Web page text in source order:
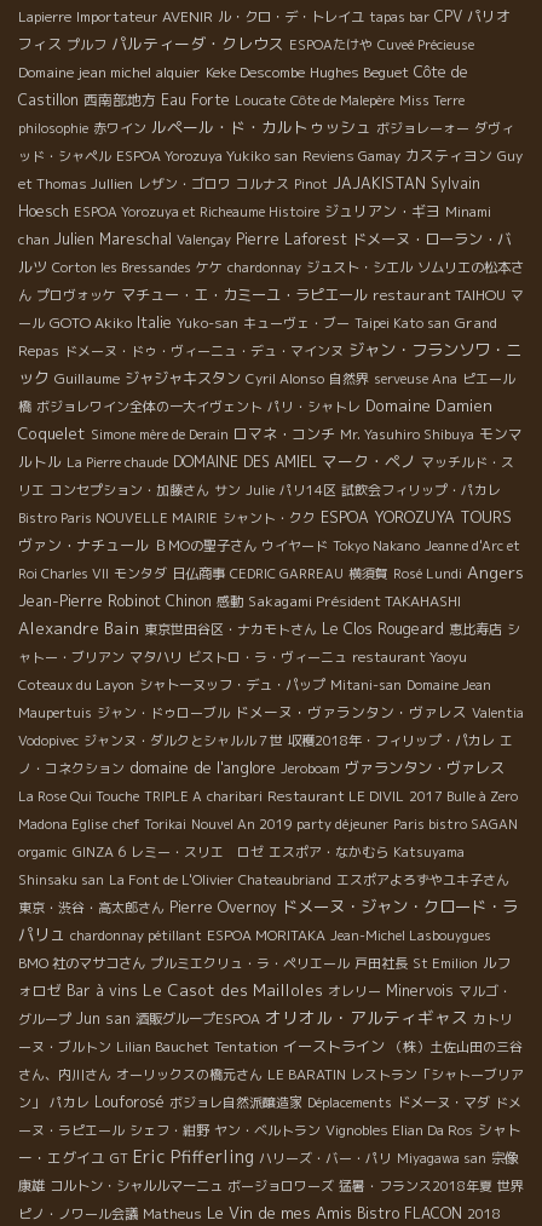
Lapierre Importateur AVENIR ル・クロ・デ・トレイユ tapas bar CPV パリオ
フィス プルフ パルティーダ・クレウス ESPOAたけや Cuveé Précieuse
Domaine jean michel alquier Keke Descombe Hughes Beguet Côte de
Castillon 西南部地方 Eau Forte Loucate Côte de Malepère Miss Terre
philosophie 赤ワイン ルペール・ド・カルトゥッシュ ボジョレーォー ダヴィ
ッド・シャペル ESPOA Yorozuya Yukiko san Reviens Gamay カスティヨン Guy
et Thomas Jullien レザン・ゴロワ コルナス Pinot JAJAKISTAN Sylvain
Hoesch ESPOA Yorozuya et Richeaume Histoire ジュリアン・ギヨ Minami
chan Julien Mareschal Valençay Pierre Laforest ドメーヌ・ローラン・バ
ルツ Corton les Bressandes ケケ chardonnay ジュスト・シエル ソムリエの松本さ
ん プロヴォッケ マチュー・エ・カミーユ・ラピエール restaurant TAIHOU マ
ール GOTO Akiko Italie Yuko-san キューヴェ・ブー Taipei Kato san Grand
Repas ドメーヌ・ドゥ・ヴィーニュ・デュ・マインヌ ジャン・フランソワ・ニ
ック Guillaume ジャジャキスタン Cyril Alonso 自然界 serveuse Ana ピエール
橋 ボジョレワイン全体の一大イヴェント パリ・シャトレ Domaine Damien
Coquelet Simone mère de Derain ロマネ・コンチ Mr. Yasuhiro Shibuya モンマ
ルトル La Pierre chaude DOMAINE DES AMIEL マーク・ペノ マッチルド・ス
リエ コンセプション・加藤さん サン Julie パリ14区 試飲会フィリップ・パカレ
Bistro Paris NOUVELLE MAIRIE シャント・クク ESPOA YOROZUYA TOURS
ヴァン・ナチュール ＢＭОの聖子さん ウイヤード Tokyo Nakano Jeanne d'Arc et
Roi Charles VII モンタダ 日仏商事 CEDRIC GARREAU 横須賀 Rosé Lundi Angers
Jean-Pierre Robinot Chinon 感動 Sakagami Président TAKAHASHI
Alexandre Bain 東京世田谷区・ナカモトさん Le Clos Rougeard 恵比寿店 シ
ャトー・ブリアン マタハリ ビストロ・ラ・ヴィーニュ restaurant Yaoyu
Coteaux du Layon シャトーヌッフ・デュ・パップ Mitani-san Domaine Jean
Maupertuis ジャン・ドゥローブル ドメーヌ・ヴァランタン・ヴァレス Valentia
Vodopivec ジャンヌ・ダルクとシャルル７世 収穫2018年・フィリップ・パカレ エ
ノ・コネクション domaine de l'anglore Jeroboam ヴァランタン・ヴァレス
La Rose Qui Touche TRIPLE A charibari Restaurant LE DIVIL 2017 Bulle à Zero
Madona Eglise chef Torikai Nouvel An 2019 party déjeuner Paris bistro SAGAN
orgamic GINZA 6 レミー・スリエ ロゼ エスポア・なかむら Katsuyama
Shinsaku san La Font de L'Olivier Chateaubriand エスポアよろずやユキ子さん
東京・渋谷・高太郎さん Pierre Overnoy ドメーヌ・ジャン・クロード・ラ
パリュ chardonnay pétillant ESPOA MORITAKA Jean-Michel Lasbouygues
BMO 社のマサコさん プルミエクリュ・ラ・ペリエール 戸田社長 St Emilion ルフ
ォロゼ Bar à vins Le Casot des Mailloles オレリー Minervois マルゴ・
グループ Jun san 酒販グループESPOA オリオル・アルティギャス カトリ
ーヌ・ブルトン Lilian Bauchet Tentation イーストライン
（株）土佐山田の三谷
さん、内川さん オーリックスの橋元さん LE BARATIN レストラン「シャトーブリア
ン」
パカレ Louforosé ボジョレ自然派醸造家 Déplacements ドメーヌ・マダ ドメ
ーヌ・ラピエール シェフ・紺野 ヤン・ベルトラン Vignobles Elian Da Ros シャト
ー・エグイユ GT Eric Pfifferling ハリーズ・バー・パリ Miyagawa san 宗像
康雄 コルトン・シャルルマーニュ ボージョロワーズ 猛暑・フランス2018年夏 世界
ピノ・ノワール会議 Matheus Le Vin de mes Amis Bistro FLACON 2018